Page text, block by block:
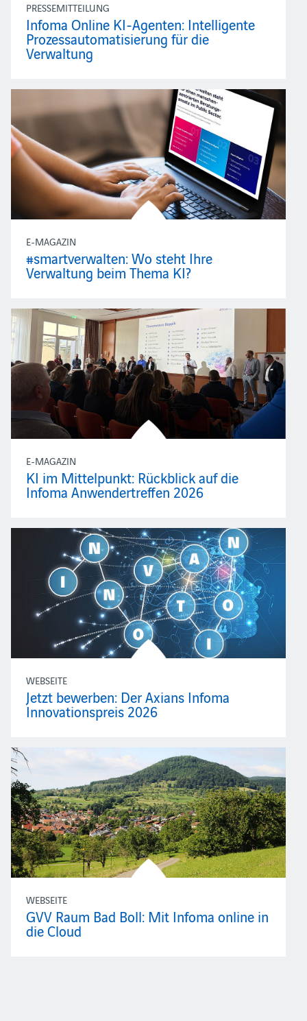
PRESSEMITTEILUNG
Infoma Online KI-Agenten: Intelligente
Prozessautomatisierung für die
Verwaltung
E-MAGAZIN
#smartverwalten: Wo steht Ihre
Verwaltung beim Thema KI?
E-MAGAZIN
KI im Mittelpunkt: Rückblick auf die
Infoma Anwendertreffen 2026
WEBSEITE
Jetzt bewerben: Der Axians Infoma
Innovationspreis 2026
WEBSEITE
GVV Raum Bad Boll: Mit Infoma online in
die Cloud